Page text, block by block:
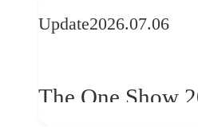
ークフロー設
Update2026.07.06
The One Show